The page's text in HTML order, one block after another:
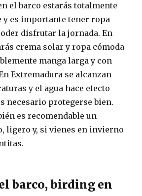
el barco estarás totalmente
y es importante tener ropa
disfrutar la jornada. En
crema solar y ropa cómoda
manga larga y con
Extremadura se alcanzan
y el agua hace efecto
necesario protegerse bien.
es recomendable un
ligero y, si vienes en invierno
barco, birding en